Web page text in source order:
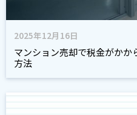
2025年12月16日
マンション売却で税金がかか
方法